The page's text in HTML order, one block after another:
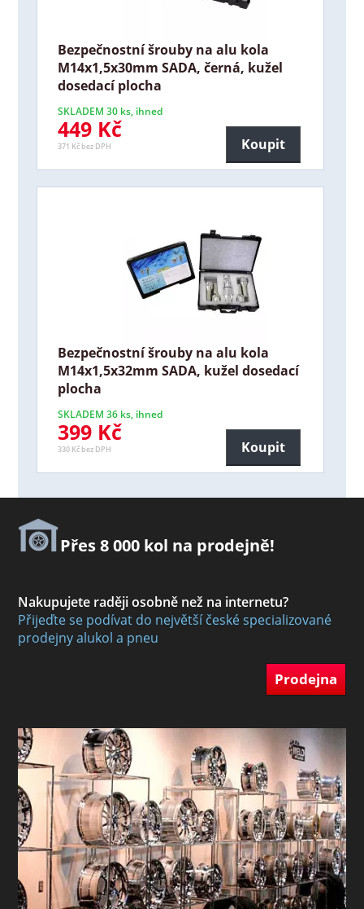
Bezpečnostní šrouby na alu kola
M14x1,5x30mm SADA, černá, kužel
dosedací plocha
SKLADEM 30 ks, ihned
449 Kč
371 Kč bez DPH Koupit
Bezpečnostní šrouby na alu kola
M14x1,5x32mm SADA, kužel dosedací
plocha
SKLADEM 36 ks, ihned
399 Kč
330 Kč bez DPH Koupit
Přes 8 000 kol na prodejně!
Nakupujete raději osobně než na internetu?
Přijeďte se podívat do největší české specializované
prodejny alukol a pneu
Prodejna